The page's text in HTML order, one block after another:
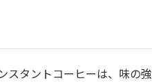
スタントコーヒーは、味の強